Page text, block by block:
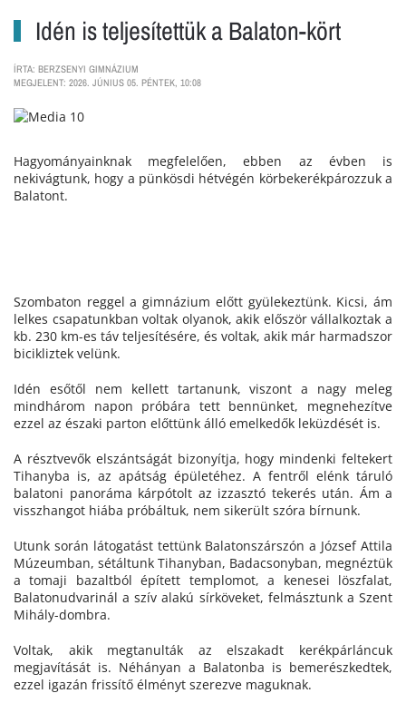
Idén is teljesítettük a Balaton-kört
ÍRTA: BERZSENYI GIMNÁZIUM
MEGJELENT: 2026. JÚNIUS 05. PÉNTEK, 10:08
Hagyományainknak megfelelően, ebben az évben is
nekivágtunk, hogy a pünkösdi hétvégén körbekerékpározzuk a
Balatont.
Szombaton reggel a gimnázium előtt gyülekeztünk. Kicsi, ám
lelkes csapatunkban voltak olyanok, akik először vállalkoztak a
kb. 230 km-es táv teljesítésére, és voltak, akik már harmadszor
bicikliztek velünk.
Idén esőtől nem kellett tartanunk, viszont a nagy meleg
mindhárom napon próbára tett bennünket, megnehezítve
ezzel az északi parton előttünk álló emelkedők leküzdését is.
A résztvevők elszántságát bizonyítja, hogy mindenki feltekert
Tihanyba is, az apátság épületéhez. A fentről elénk táruló
balatoni panoráma kárpótolt az izzasztó tekerés után. Ám a
visszhangot hiába próbáltuk, nem sikerült szóra bírnunk.
Utunk során látogatást tettünk Balatonszárszón a József Attila
Múzeumban, sétáltunk Tihanyban, Badacsonyban, megnéztük
a tomaji bazaltból épített templomot, a kenesei löszfalat,
Balatonudvarinál a szív alakú sírköveket, felmásztunk a Szent
Mihály-dombra.
Voltak, akik megtanulták az elszakadt kerékpárláncuk
megjavítását is. Néhányan a Balatonba is bemerészkedtek,
ezzel igazán frissítő élményt szerezve maguknak.